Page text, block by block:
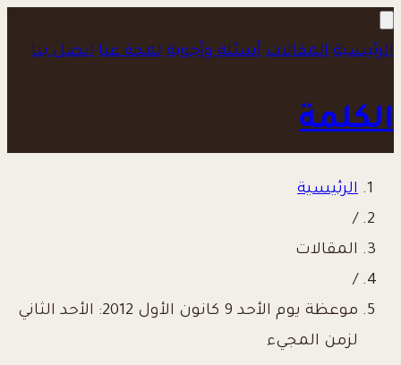
الرئيسية المقالات أسئلة وأجوبة لمحة عنا اتصل بنا
الكلمة
الرئيسية
/
المقالات
/
موعظة يوم الأحد 9 كانون الأول 2012: الأحد الثاني
لزمن المجيء